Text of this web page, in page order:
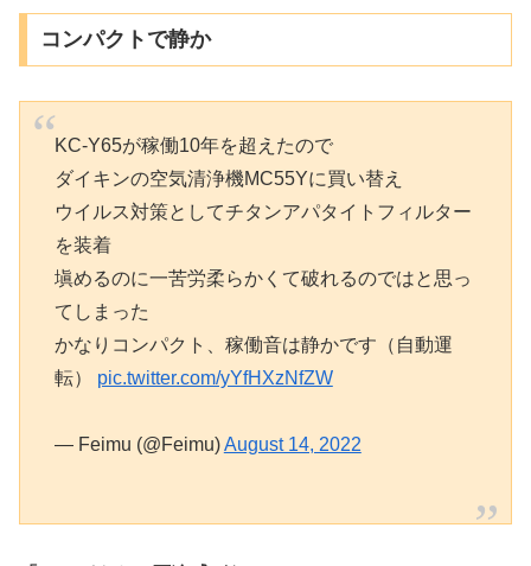
コンパクトで静か
KC-Y65が稼働10年を超えたので
ダイキンの空気清浄機MC55Yに買い替え
ウイルス対策としてチタンアパタイトフィルター
を装着
塡めるのに一苦労柔らかくて破れるのではと思っ
てしまった
かなりコンパクト、稼働音は静かです（自動運
転） pic.twitter.com/yYfHXzNfZW
— Feimu (@Feimu)August 14, 2022